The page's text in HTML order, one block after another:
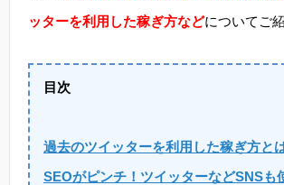
ッターを利用した稼ぎ方などについてご
目次
過去のツイッターを利用した稼ぎ方と
SEOがピンチ！ツイッターなどSNSも